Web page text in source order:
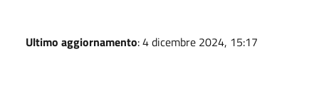
Ultimo aggiornamento: 4 dicembre 2024, 15:17